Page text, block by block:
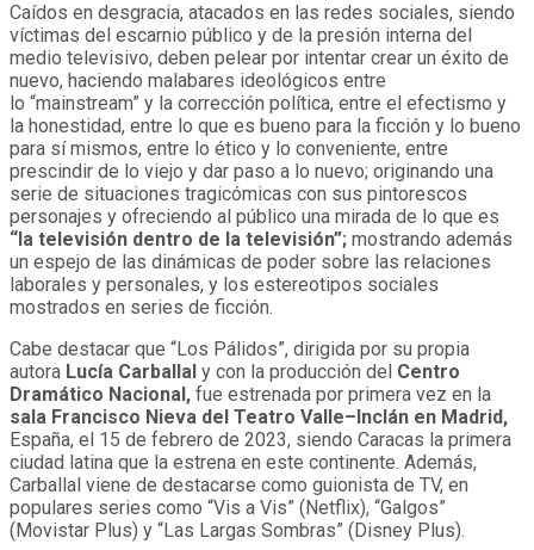
Caídos en desgracia, atacados en las redes sociales, siendo
víctimas del escarnio público y de la presión interna del
medio televisivo, deben pelear por intentar crear un éxito de
nuevo, haciendo malabares ideológicos entre
lo “mainstream” y la corrección política, entre el efectismo y
la honestidad, entre lo que es bueno para la ficción y lo bueno
para sí mismos, entre lo ético y lo conveniente, entre
prescindir de lo viejo y dar paso a lo nuevo; originando una
serie de situaciones tragicómicas con sus pintorescos
personajes y ofreciendo al público una mirada de lo que es
“la televisión dentro de la televisión”; mostrando además
un espejo de las dinámicas de poder sobre las relaciones
laborales y personales, y los estereotipos sociales
mostrados en series de ficción.
Cabe destacar que “Los Pálidos”, dirigida por su propia
autora Lucía Carballal y con la producción del Centro
Dramático Nacional, fue estrenada por primera vez en la
sala Francisco Nieva del Teatro Valle–Inclán en Madrid,
España, el 15 de febrero de 2023, siendo Caracas la primera
ciudad latina que la estrena en este continente. Además,
Carballal viene de destacarse como guionista de TV, en
populares series como “Vis a Vis” (Netflix), “Galgos”
(Movistar Plus) y “Las Largas Sombras” (Disney Plus).